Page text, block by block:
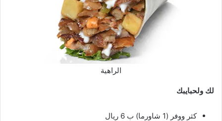
الراهية
لك ولحبايبك
كثر ووفر (1 شاورما) ب 6 ريال